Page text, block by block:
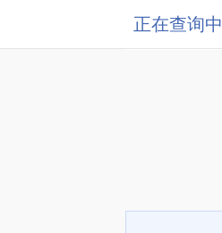
正在查询中